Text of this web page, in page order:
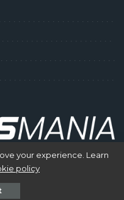
op Sporten
your experience. Learn
policy